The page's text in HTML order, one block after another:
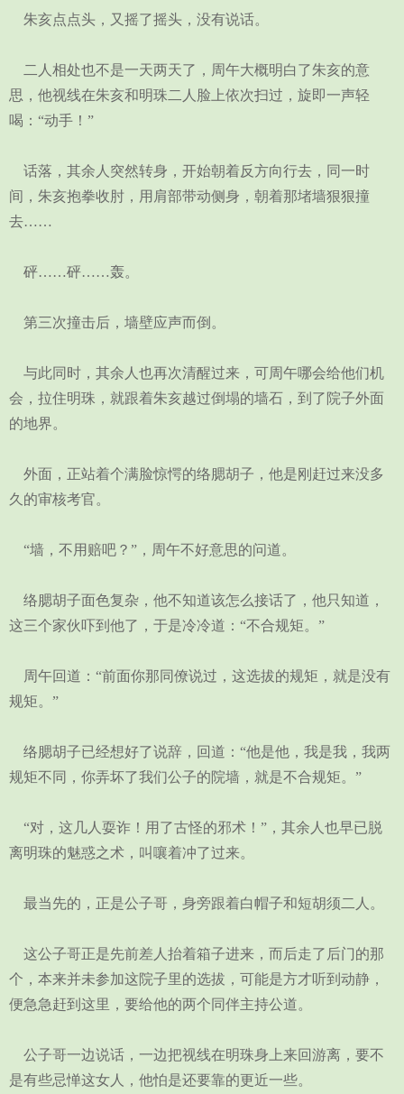
朱亥点点头，又摇了摇头，没有说话。
二人相处也不是一天两天了，周午大概明白了朱亥的意
思，他视线在朱亥和明珠二人脸上依次扫过，旋即一声轻
喝：“动手！”
话落，其余人突然转身，开始朝着反方向行去，同一时
间，朱亥抱拳收肘，用肩部带动侧身，朝着那堵墙狠狠撞
去……
砰……砰……轰。
第三次撞击后，墙壁应声而倒。
与此同时，其余人也再次清醒过来，可周午哪会给他们机
会，拉住明珠，就跟着朱亥越过倒塌的墙石，到了院子外面
的地界。
外面，正站着个满脸惊愕的络腮胡子，他是刚赶过来没多
久的审核考官。
“墙，不用赔吧？”，周午不好意思的问道。
络腮胡子面色复杂，他不知道该怎么接话了，他只知道，
这三个家伙吓到他了，于是冷冷道：“不合规矩。”
周午回道：“前面你那同僚说过，这选拔的规矩，就是没有
规矩。”
络腮胡子已经想好了说辞，回道：“他是他，我是我，我两
规矩不同，你弄坏了我们公子的院墙，就是不合规矩。”
“对，这几人耍诈！用了古怪的邪术！”，其余人也早已脱
离明珠的魅惑之术，叫嚷着冲了过来。
最当先的，正是公子哥，身旁跟着白帽子和短胡须二人。
这公子哥正是先前差人抬着箱子进来，而后走了后门的那
个，本来并未参加这院子里的选拔，可能是方才听到动静，
便急急赶到这里，要给他的两个同伴主持公道。
公子哥一边说话，一边把视线在明珠身上来回游离，要不
是有些忌惮这女人，他怕是还要靠的更近一些。